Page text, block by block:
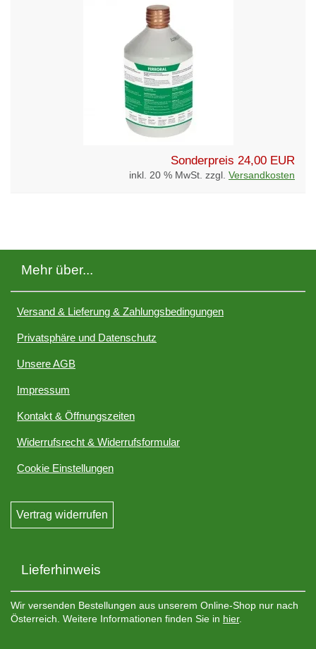
Sonderpreis 24,00 EUR
inkl. 20 % MwSt. zzgl. Versandkosten
Mehr über...
Versand & Lieferung & Zahlungsbedingungen
Privatsphäre und Datenschutz
Unsere AGB
Impressum
Kontakt & Öffnungszeiten
Widerrufsrecht & Widerrufsformular
Cookie Einstellungen
Vertrag widerrufen
Lieferhinweis
Wir versenden Bestellungen aus unserem Online-Shop nur nach
Österreich. Weitere Informationen finden Sie in hier.